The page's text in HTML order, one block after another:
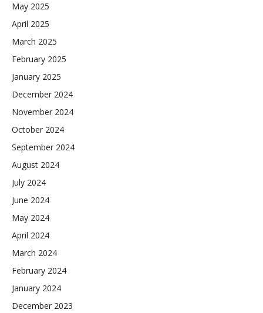
May 2025
April 2025
March 2025
February 2025
January 2025
December 2024
November 2024
October 2024
September 2024
August 2024
July 2024
June 2024
May 2024
April 2024
March 2024
February 2024
January 2024
December 2023